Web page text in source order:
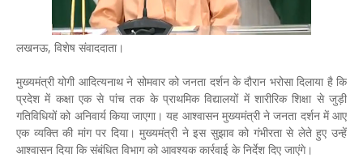
लखनऊ, विशेष संवाददाता।
मुख्यमंत्री योगी आदित्यनाथ ने सोमवार को जनता दर्शन के दौरान भरोसा दिलाया है कि
प्रदेश में कक्षा एक से पांच तक के प्राथमिक विद्यालयों में शारीरिक शिक्षा से जुड़ी
गतिविधियों को अनिवार्य किया जाएगा। यह आश्वासन मुख्यमंत्री ने जनता दर्शन में आए
एक व्यक्ति की मांग पर दिया। मुख्यमंत्री ने इस सुझाव को गंभीरता से लेते हुए उन्हें
आश्वासन दिया कि संबंधित विभाग को आवश्यक कार्रवाई के निर्देश दिए जाएंगे।